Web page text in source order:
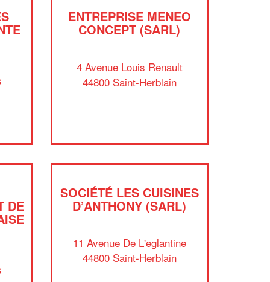
ENTREPRISE MENEO
CONCEPT (SARL)
4 Avenue Louis Renault
44800 Saint-Herblain
DE
SOCIÉTÉ LES CUISINES
D’ANTHONY (SARL)
11 Avenue De L'eglantine
44800 Saint-Herblain
Vous êtes un
professionnel ?